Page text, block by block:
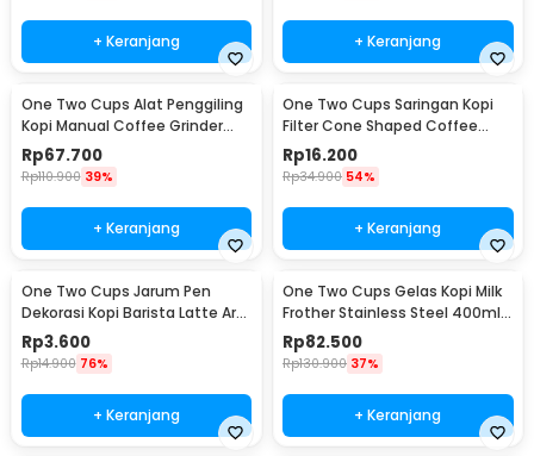
+ Keranjang + Keranjang
One Two Cups Alat Penggiling
Kopi Manual Coffee Grinder
Adjustable - CF4146
Rp67.700
Rp110.900 39%
+ Keranjang
One Two Cups Saringan Kopi
Filter Cone Shaped Coffee
Dripper 1 PCS - K741
Rp16.200
Rp34.900 54%
+ Keranjang
One Two Cups Jarum Pen
Dekorasi Kopi Barista Latte Art
Needle 13cm - F3F27
Rp3.600
Rp14.900 76%
+ Keranjang
One Two Cups Gelas Kopi Milk
Frother Stainless Steel 400ml -
WZ0011
Rp82.500
Rp130.900 37%
+ Keranjang